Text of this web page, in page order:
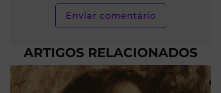
ARTIGOS RELACIONADOS